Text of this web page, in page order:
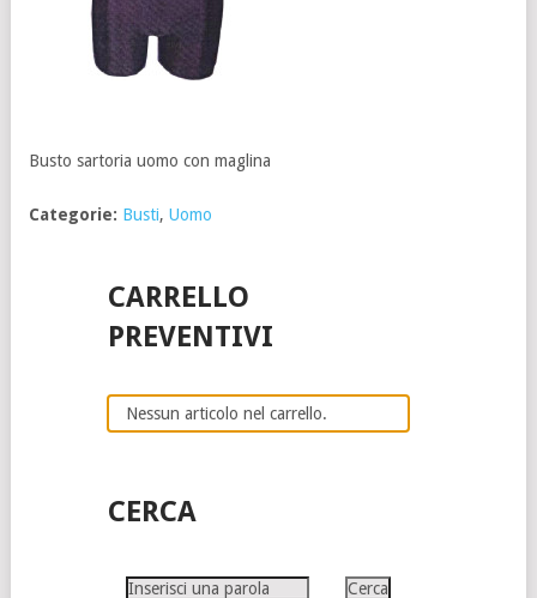
Busto sartoria uomo con maglina
Categorie: Busti, Uomo
CARRELLO
PREVENTIVI
Nessun articolo nel carrello.
CERCA